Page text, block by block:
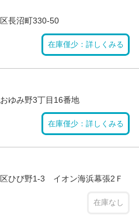
長沼町330-50
在庫僅少：詳しくみる
ゆみ野3丁目16番地
在庫僅少：詳しくみる
ひび野1-3 イオン海浜幕張2Ｆ
在庫なし